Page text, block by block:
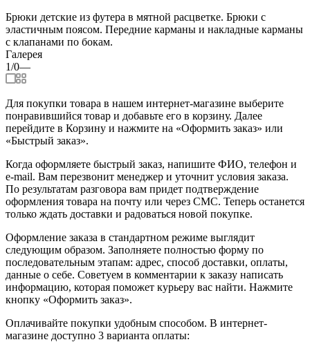
Брюки детские из футера в мятной расцветке. Брюки с
эластичным поясом. Передние карманы и накладные карманы
с клапанами по бокам.
Галерея
1/0—
Для покупки товара в нашем интернет-магазине выберите
понравившийся товар и добавьте его в корзину. Далее
перейдите в Корзину и нажмите на «Оформить заказ» или
«Быстрый заказ».
Когда оформляете быстрый заказ, напишите ФИО, телефон и
e-mail. Вам перезвонит менеджер и уточнит условия заказа.
По результатам разговора вам придет подтверждение
оформления товара на почту или через СМС. Теперь останется
только ждать доставки и радоваться новой покупке.
Оформление заказа в стандартном режиме выглядит
следующим образом. Заполняете полностью форму по
последовательным этапам: адрес, способ доставки, оплаты,
данные о себе. Советуем в комментарии к заказу написать
информацию, которая поможет курьеру вас найти. Нажмите
кнопку «Оформить заказ».
Оплачивайте покупки удобным способом. В интернет-
магазине доступно 3 варианта оплаты: